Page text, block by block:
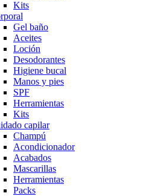
Kits
Gel baño
Aceites
Loción
Desodorantes
Higiene bucal
Manos y pies
SPF
Herramientas
Kits
capilar
Champú
Acondicionador
Acabados
Mascarillas
Herramientas
Packs